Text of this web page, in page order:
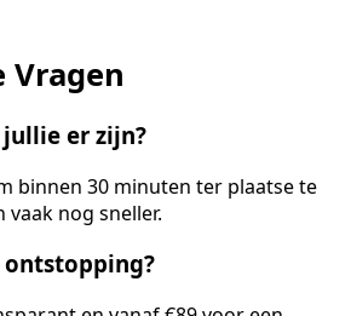
Vragen
er zijn?
binnen 30 minuten ter plaatse te
vaak nog sneller.
ontstopping?